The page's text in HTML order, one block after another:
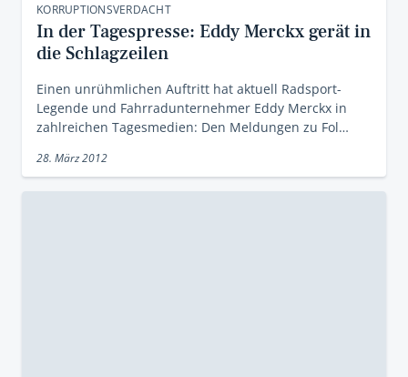
KORRUPTIONSVERDACHT
In der Tagespresse: Eddy Merckx gerät in
die Schlagzeilen
Einen unrühmlichen Auftritt hat aktuell Radsport-
Legende und Fahrradunternehmer Eddy Merckx in
zahlreichen Tagesmedien: Den Meldungen zu Fol…
28. März 2012